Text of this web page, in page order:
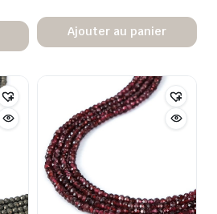
Ajouter au panier